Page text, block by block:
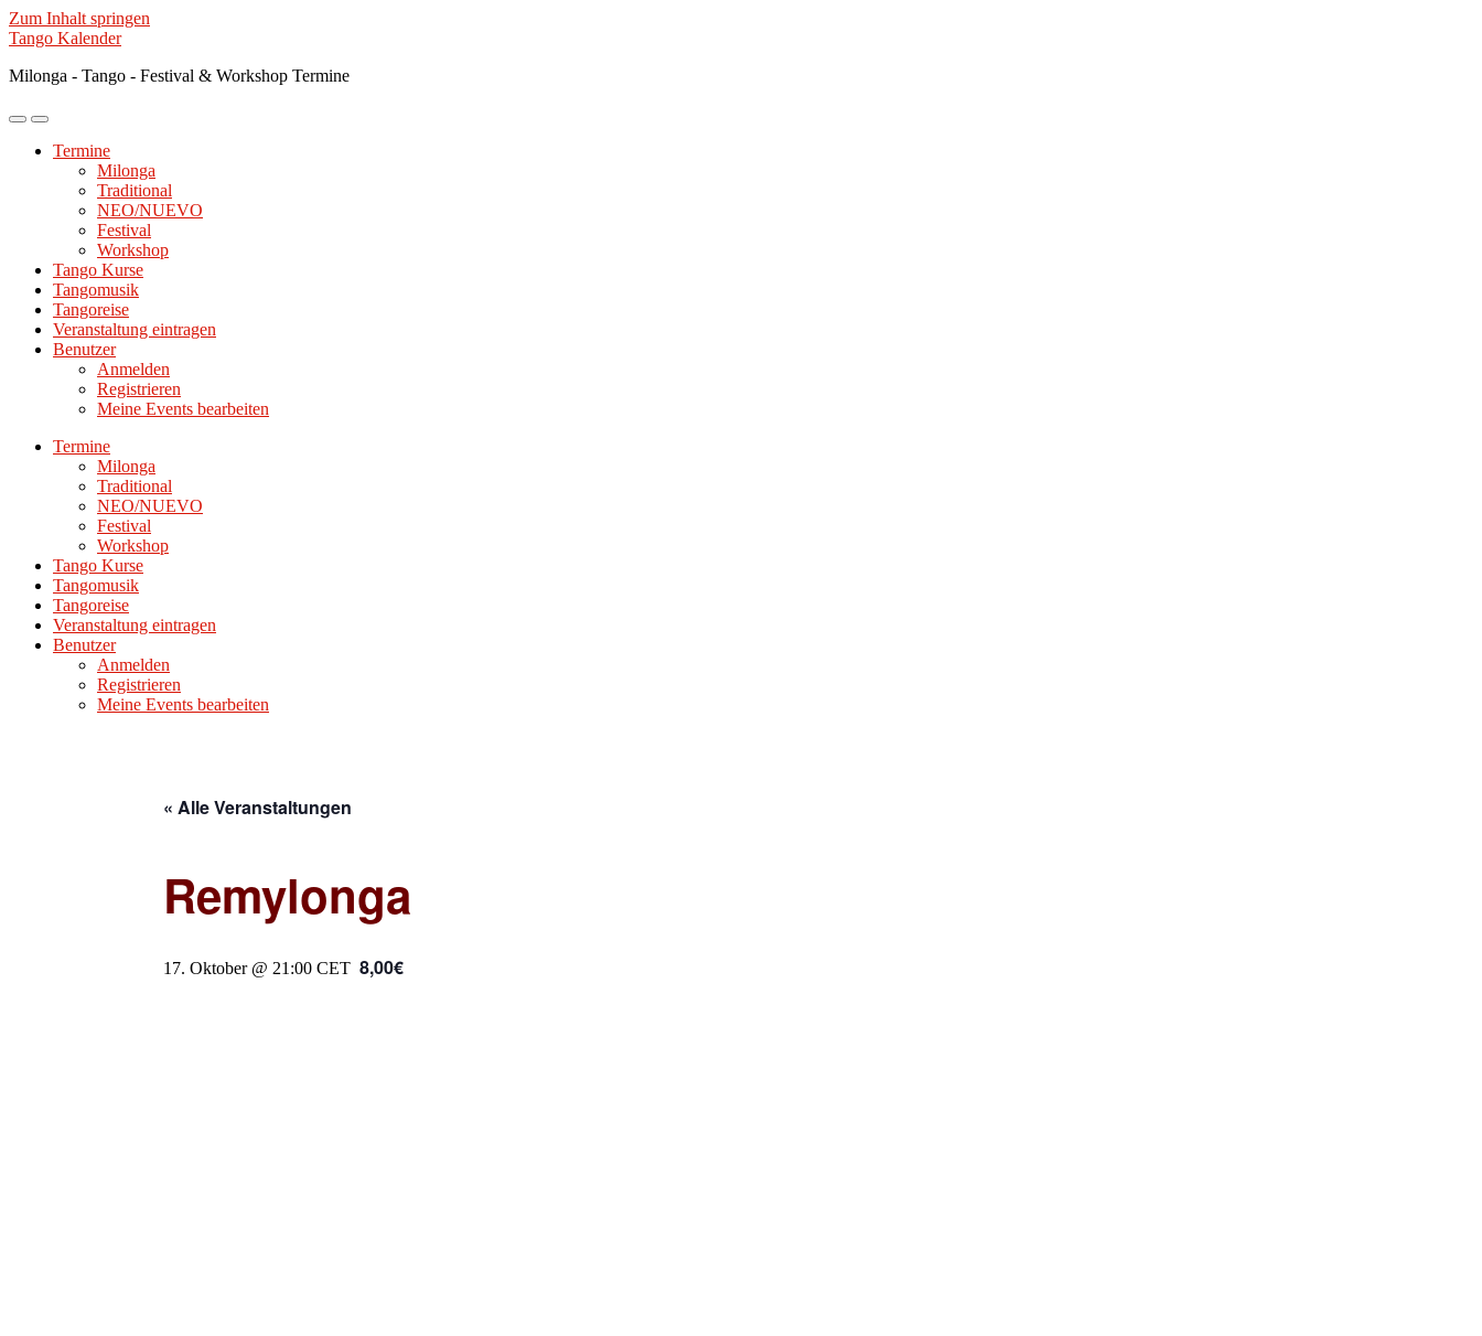
Zum Inhalt springen
Tango Kalender
Milonga - Tango - Festival & Workshop Termine
Mobile-
ein-/ausblenden
Suchfeld
ein-/ausblenden
Termine
Milonga
Traditional
NEO/NUEVO
Festival
Workshop
Tango Kurse
Tangomusik
Tangoreise
Veranstaltung eintragen
Benutzer
Anmelden
Registrieren
Meine Events bearbeiten
Termine
Milonga
Traditional
NEO/NUEVO
Festival
Workshop
Tango Kurse
Tangomusik
Tangoreise
Veranstaltung eintragen
Benutzer
Anmelden
Registrieren
Meine Events bearbeiten
« Alle Veranstaltungen
Remylonga
17. Oktober @ 21:00 CET 8,00€